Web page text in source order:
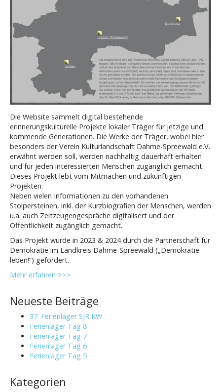
Die Website sammelt digital bestehende
erinnerungskulturelle Projekte lokaler Träger für jetzige und
kommende Generationen. Die Werke der Träger, wobei hier
besonders der Verein Kulturlandschaft Dahme-Spreewald e.V.
erwähnt werden soll, werden nachhaltig dauerhaft erhalten
und für jeden interessierten Menschen zugänglich gemacht.
Dieses Projekt lebt vom Mitmachen und zukünftigen
Projekten.
Neben vielen Informationen zu den vorhandenen
Stolpersteinen, inkl. der Kurzbiografien der Menschen, werden
u.a. auch Zeitzeugengespräche digitalisert und der
Öffentlichkeit zugänglich gemacht.
Das Projekt wurde in 2023 & 2024 durch die Partnerschaft für
Demokratie im Landkreis Dahme-Spreewald („Demokratie
leben!“) gefördert.
Mehr erfahren >>>
Neueste Beiträge
37. Ferienlager SJR KW
Ferienlager Tag 8
Ferienlager Tag 7
Ferienlager Tag 6
Ferienlager Tag 5
Kategorien